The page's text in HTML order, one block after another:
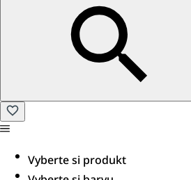
Vyberte si produkt